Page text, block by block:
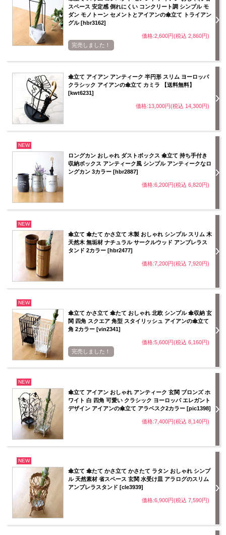
スペース 安定感 倒れにくい コンクリート調 シンプル モ
ダン モノトーン セメントとアイアンの傘立て トライアン
グル [hbr3162]
価格:2,600円(税込 2,860円)
完売しました！
傘立て アイアン アンティーク 半円形 スリム ヨーロッパ
クラシック アイアンの傘立て カミラ 【送料無料】
[kwt6231]
価格:13,000円(税込 14,300円)
NEW
ロングカン おしゃれ ダストボックス 傘立て 持ち手付き
収納ボックス アンティーク風 シンプル アンティークなロ
ングカン 3カラー [hbr2887]
価格:6,200円(税込 6,820円)
NEW
傘立て 傘たて かさ立て 木製 おしゃれ シンプル スリム 木
天然木 無垢材 ナチュラル サークルウッド アンブレラス
タンド 2カラー [hbr2477]
価格:7,200円(税込 7,920円)
NEW
傘立て かさ立て 傘たて おしゃれ 北欧 シンプル 傘収納 玄
関 四角 スクエア 角型 スタイリッシュ アイアンの傘立て
角 2カラー [vin2341]
価格:5,600円(税込 6,160円)
完売しました！
NEW
傘立て アイアン おしゃれ アンティーク 玄関 ブロンズ ホ
ワイト 白 四角 可愛い クラシック ヨーロッパ エレガント
デザイン アイアンの傘立て アラベスク2カラー [pic1398]
価格:7,400円(税込 8,140円)
NEW
傘立て 傘たて かさ立て かさたて ラタン おしゃれ シンプ
ル 天然素材 省スペース 玄関 水受け皿 アラログのスリム
アンブレラスタンド [cle3939]
価格:6,900円(税込 7,590円)